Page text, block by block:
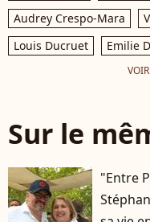
Audrey Crespo-Mara
Louis Ducruet
Emilie
Sur le
"Entre